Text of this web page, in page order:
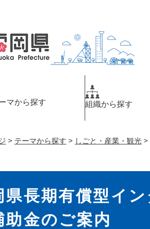
マから探す 組織から探す
> テーマから探す > しごと・産業・観光 >
県長期有償型イ
助金のご案内